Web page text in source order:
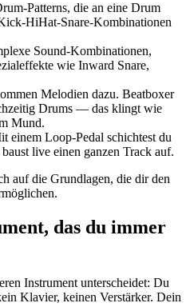
Patterns, die an eine Drum
HiHat-Snare-Kombinationen
Sound-Kombinationen,
wie Inward Snare,
Melodien dazu. Beatboxer
Drums — das klingt wie
Mund.
einem Loop-Pedal schichtest du
live einen ganzen Track auf.
auf die Grundlagen, die dir den
das du immer
Instrument unterscheidet: Du
Klavier, keinen Verstärker. Dein